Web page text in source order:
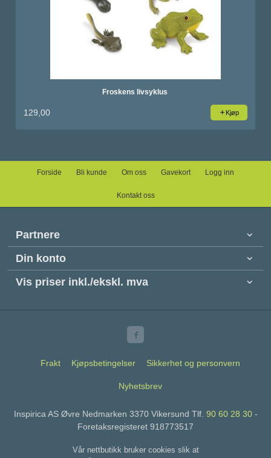
Froskens livsyklus
129,00 Kjøp
Forside Bli kunde Om oss Gavekort Logg inn
Kontakt oss
Partnere
Din konto
Vis priser inkl./ekskl. mva
Frakt Kjøpsbetingelser Sikkerhet og personvern
Nyhetsbrev
Inspirica AS Øvre Nedmarken 3370 Vikersund Tlf. 90 60 28 30-
Foretaksregisteret 918773517
Vår nettbutikk bruker cookies slik at